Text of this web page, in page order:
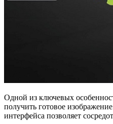
Одной из ключевых
получить готовое
интерфейса позволяет